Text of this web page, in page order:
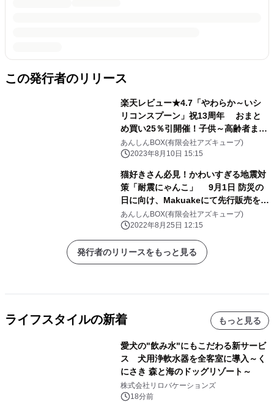
この発行者のリリース
楽天レビュー★4.7「やわらか～いシ
リコンスプーン」祝13周年 おまと
め買い25％引開催！子供～高齢者まで
様々な用途で大活躍
あんしんBOX(有限会社アズキューブ)
2023年8月10日 15:15
猫好きさん必見！かわいすぎる地震対
策「耐震にゃんこ」 9月1日 防災の
日に向け、Makuakeにて先行販売を開
始
あんしんBOX(有限会社アズキューブ)
2022年8月25日 12:15
発行者のリリースをもっと見る
ライフスタイルの新着 もっと見る
愛犬の"飲み水"にもこだわる新サービ
ス 犬用浄軟水器を全客室に導入～く
にさき 森と海のドッグリゾート～
株式会社リロバケーションズ
18分前